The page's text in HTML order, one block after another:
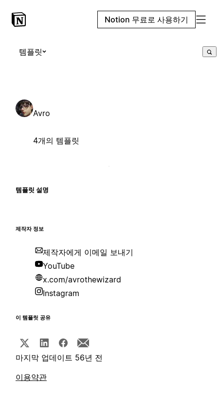
Notion 무료로 사용하기
템플릿
Avro
4개의 템플릿
템플릿 설명
제작자 정보
제작자에게 이메일 보내기
YouTube
x.com/avrothewizard
Instagram
이 템플릿 공유
마지막 업데이트 56년 전
이용약관